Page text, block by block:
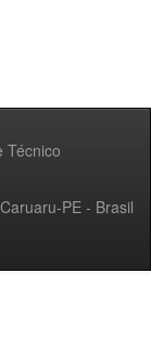
Técnico
PE - Brasil